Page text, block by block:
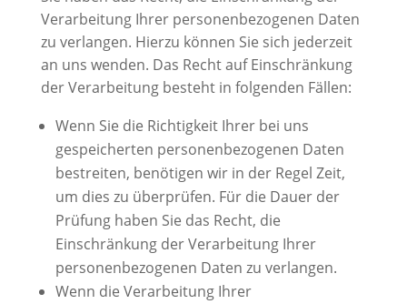
Verarbeitung Ihrer personenbezogenen Daten
zu verlangen. Hierzu können Sie sich jederzeit
an uns wenden. Das Recht auf Einschränkung
der Verarbeitung besteht in folgenden Fällen:
Wenn Sie die Richtigkeit Ihrer bei uns
gespeicherten personenbezogenen Daten
bestreiten, benötigen wir in der Regel Zeit,
um dies zu überprüfen. Für die Dauer der
Prüfung haben Sie das Recht, die
Einschränkung der Verarbeitung Ihrer
personenbezogenen Daten zu verlangen.
Wenn die Verarbeitung Ihrer